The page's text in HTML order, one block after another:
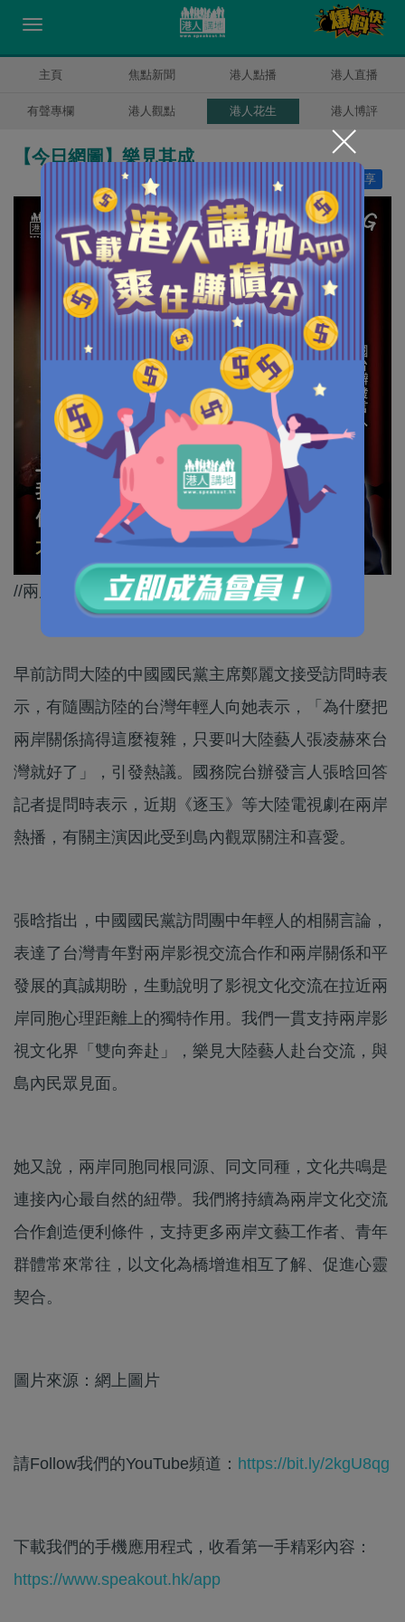
主頁 焦點新聞 港人點播 港人直播
有聲專欄 港人觀點 港人花生 港人博評
【今日網圖】樂見其成
分享
讚好
//兩岸友好交流當然值得支持！//
早前訪問大陸的中國國民黨主席鄭麗文接受訪問時表
示，有隨團訪陸的台灣年輕人向她表示，「為什麼把
兩岸關係搞得這麼複雜，只要叫大陸藝人張凌赫來台
灣就好了」，引發熱議。國務院台辦發言人張晗回答
記者提問時表示，近期《逐玉》等大陸電視劇在兩岸
熱播，有關主演因此受到島內觀眾關注和喜愛。
張晗指出，中國國民黨訪問團中年輕人的相關言論，
表達了台灣青年對兩岸影視交流合作和兩岸關係和平
發展的真誠期盼，生動說明了影視文化交流在拉近兩
岸同胞心理距離上的獨特作用。我們一貫支持兩岸影
視文化界「雙向奔赴」，樂見大陸藝人赴台交流，與
島內民眾見面。
她又說，兩岸同胞同根同源、同文同種，文化共鳴是
連接內心最自然的紐帶。我們將持續為兩岸文化交流
合作創造便利條件，支持更多兩岸文藝工作者、青年
群體常來常往，以文化為橋增進相互了解、促進心靈
契合。
圖片來源：網上圖片
請Follow我們的YouTube頻道： https://bit.ly/2kgU8qg
下載我們的手機應用程式，收看第一手精彩內容：
https://www.speakout.hk/app